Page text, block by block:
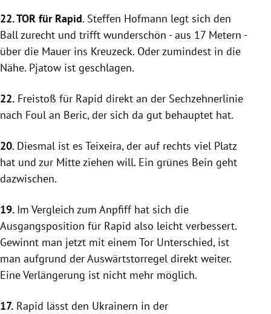
22. TOR für Rapid. Steffen Hofmann legt sich den
Ball zurecht und trifft wunderschön - aus 17 Metern -
über die Mauer ins Kreuzeck. Oder zumindest in die
Nähe. Pjatow ist geschlagen.
22. Freistoß für Rapid direkt an der Sechzehnerlinie
nach Foul an Beric, der sich da gut behauptet hat.
20. Diesmal ist es Teixeira, der auf rechts viel Platz
hat und zur Mitte ziehen will. Ein grünes Bein geht
dazwischen.
19. Im Vergleich zum Anpfiff hat sich die
Ausgangsposition für Rapid also leicht verbessert.
Gewinnt man jetzt mit einem Tor Unterschied, ist
man aufgrund der Auswärtstorregel direkt weiter.
Eine Verlängerung ist nicht mehr möglich.
17. Rapid lässt den Ukrainern in der